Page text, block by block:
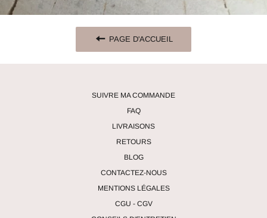
PAGE D'ACCUEIL
SUIVRE MA COMMANDE
FAQ
LIVRAISONS
RETOURS
BLOG
CONTACTEZ-NOUS
MENTIONS LÉGALES
CGU - CGV